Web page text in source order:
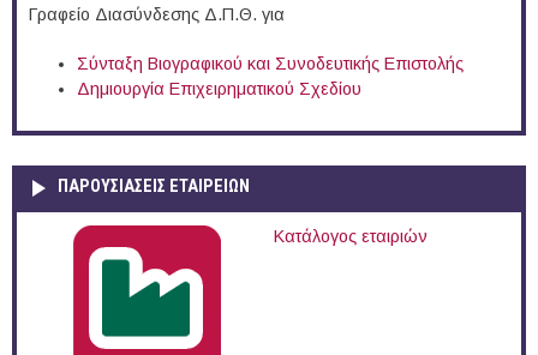
Γραφείο Διασύνδεσης Δ.Π.Θ. για
Σύνταξη Βιογραφικού και Συνοδευτικής Επιστολής
Δημιουργία Επιχειρηματικού Σχεδίου
ΠΑΡΟΥΣΙΆΣΕΙΣ ΕΤΑΙΡΕΙΏΝ
Κατάλογος εταιριών